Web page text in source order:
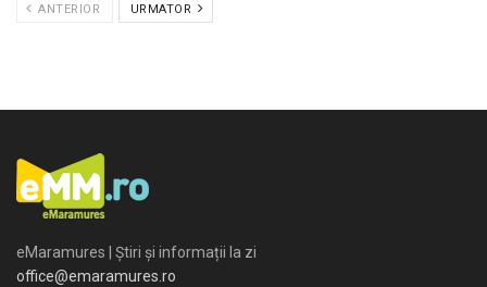
ANTERIOR URMATOR
eMaramures | Știri și informații la zi
office@emaramures.ro